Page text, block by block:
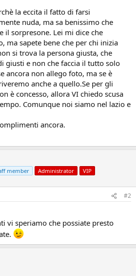
la eccita il fatto di farsi
nuda, ma sa benissimo che
il sorpresone. Lei mi dice che
ma sapete bene che per chi inizia
si trova la persona giusta, che
giusti e non che faccia il tutto solo
ancora non allego foto, ma se è
anche a quello.Se per gli
è concesso, allora VI chiedo scusa
Comunque noi siamo nel lazio e
ancora.
member Administrator VIP
#2
vi speriamo che possiate presto